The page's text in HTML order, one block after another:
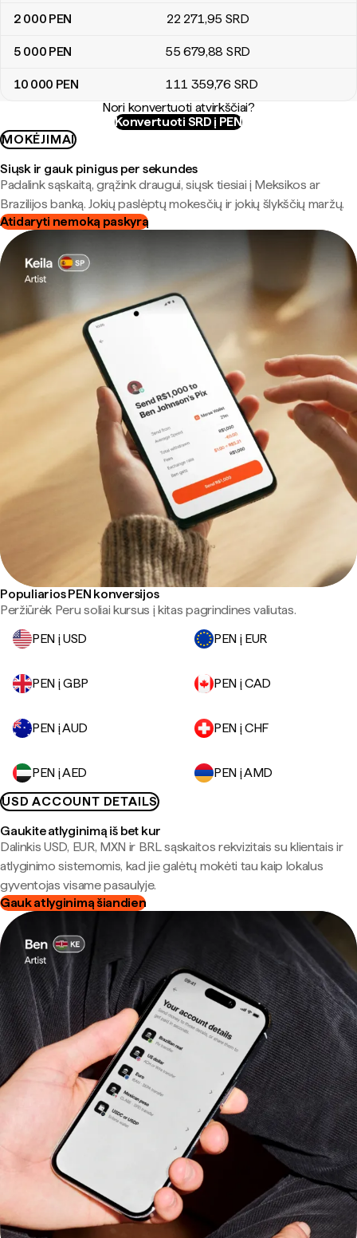
2 000 PEN 22 271,95 SRD
5 000 PEN 55 679,88 SRD
10 000 PEN 111 359,76 SRD
Nori konvertuoti atvirkščiai?
Konvertuoti SRD į PEN
MOKĖJIMAI
Siųsk ir gauk pinigus per sekundes
Padalink sąskaitą, grąžink draugui, siųsk tiesiai į Meksikos ar
Brazilijos banką. Jokių paslėptų mokesčių ir jokių šlykščių maržų.
Atidaryti nemoką paskyrą
Populiarios PEN konversijos
Peržiūrėk Peru soliai kursus į kitas pagrindines valiutas.
PEN į USD
PEN į EUR
PEN į GBP PEN į CAD
PEN į AUD PEN į CHF
PEN į AED
PEN į AMD
USD ACCOUNT DETAILS
Gaukite atlyginimą iš bet kur
Dalinkis USD, EUR, MXN ir BRL sąskaitos rekvizitais su klientais ir
atlyginimo sistemomis, kad jie galėtų mokėti tau kaip lokalus
gyventojas visame pasaulyje.
Gauk atlyginimą šiandien